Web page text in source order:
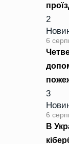
2
6
3
6
В